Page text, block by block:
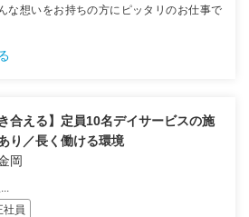
な想いをお持ちの方にピッタリのお仕事で
合える】定員10名デイサービスの施
り／長く働ける環境
岡
社員